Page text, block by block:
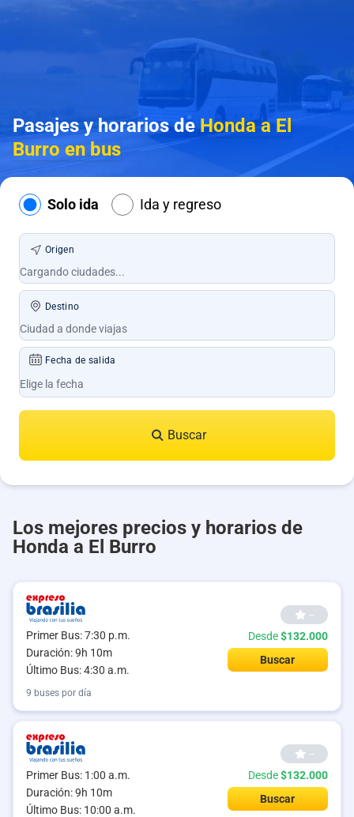
Pasajes y horarios deHonda a El
Burro en bus
Solo ida Ida y regreso
Origen
Destino
Fecha de salida
Buscar
Los mejores precios y horarios de
Honda a El Burro
Primer Bus: 7:30 p.m.
Duración: 9h 10m
Último Bus: 4:30 a.m.
--
Desde$132.000
Buscar
9 buses por día
Primer Bus: 1:00 a.m.
Duración: 9h 10m
Último Bus: 10:00 a.m.
--
Desde$132.000
Buscar